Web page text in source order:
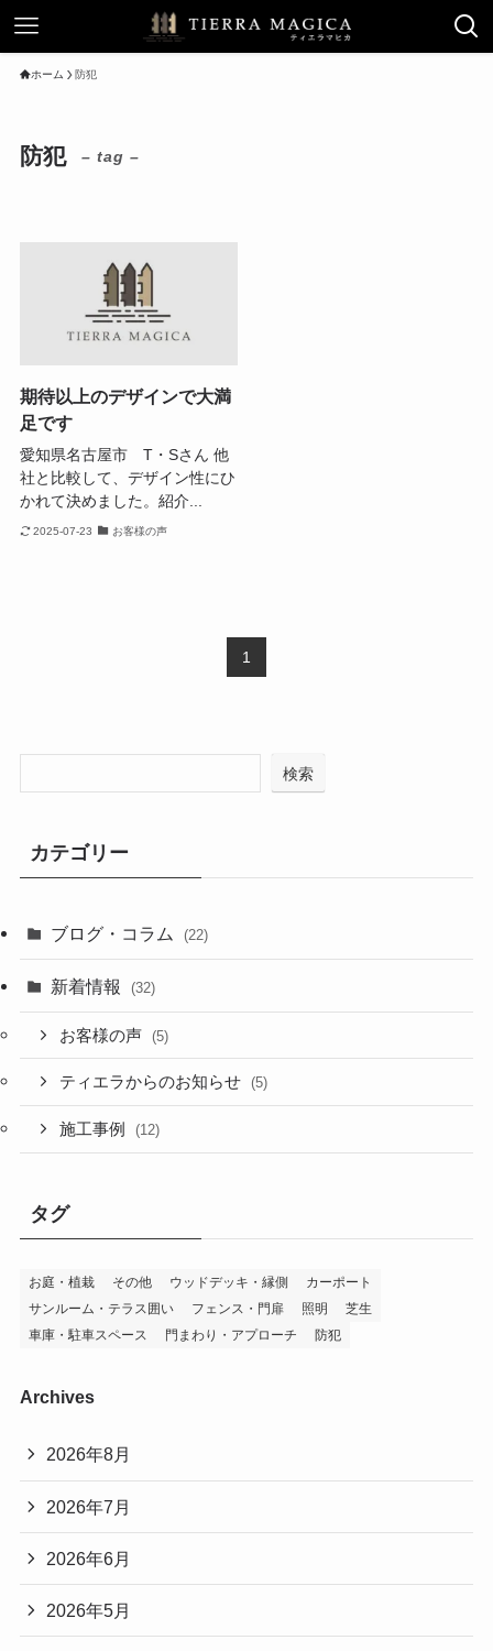
ホーム 防犯
防犯 – tag –
期待以上のデザインで大満
足です
愛知県名古屋市 T・Sさん 他
社と比較して、デザイン性にひ
かれて決めました。紹介...
2025-07-23 お客様の声
1
検索
カテゴリー
ブログ・コラム (22)
新着情報 (32)
お客様の声 (5)
ティエラからのお知らせ (5)
施工事例 (12)
タグ
お庭・植栽 その他 ウッドデッキ・縁側
カーポート
サンルーム・テラス囲い
フェンス・門扉 照明
芝生
車庫・駐車スペース
門まわり・アプローチ 防犯
Archives
2026年8月
2026年7月
2026年6月
2026年5月